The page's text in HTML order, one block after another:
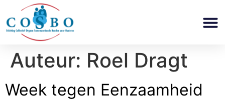
Auteur: Roel Dragt
Week tegen Eenzaamheid